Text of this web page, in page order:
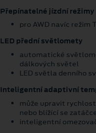
Přepínatelné jízdní
pro AWD navíc režim
LED přední světlomety
automatické
dálkových světel
LED světla denního
Inteligentní adaptivní
může upravit
nebo blížící se
inteligentní